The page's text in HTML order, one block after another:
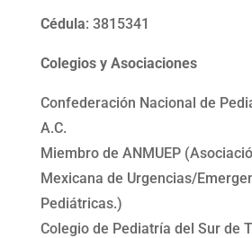
Cédula: 3815341
Colegios y Asociaciones
Confederación Nacional de
A.C.
Miembro de ANMUEP
Mexicana de Urgencias/
Pediátricas.)
Colegio de Pediatría del Sur de